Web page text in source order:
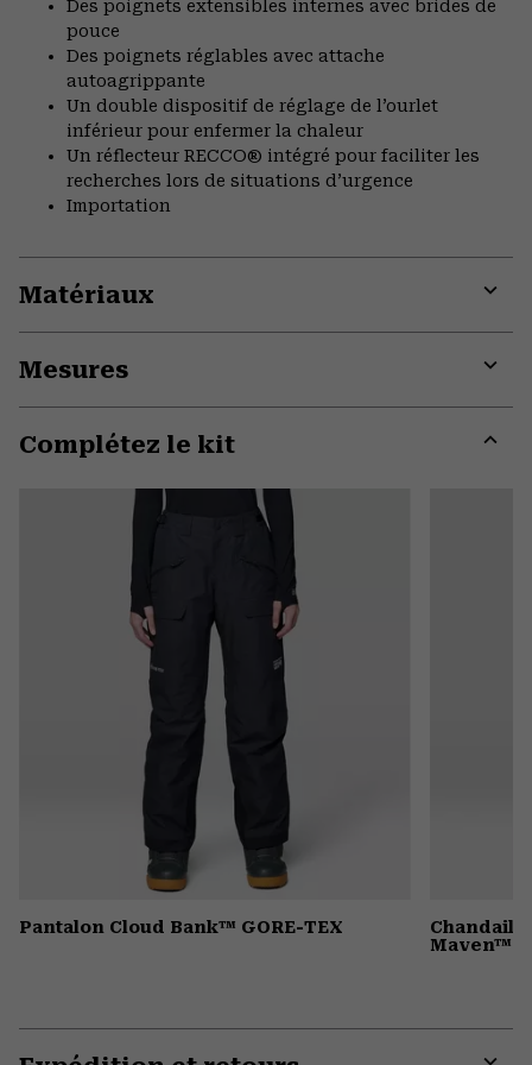
Des poignets extensibles internes avec brides de
pouce
Des poignets réglables avec attache
autoagrippante
Un double dispositif de réglage de l’ourlet
inférieur pour enfermer la chaleur
Un réflecteur RECCO® intégré pour faciliter les
recherches lors de situations d’urgence
Importation
Matériaux
Mesures
Complétez le kit
Pantalon Cloud Bank™ GORE-TEX
Chandail
Maven™